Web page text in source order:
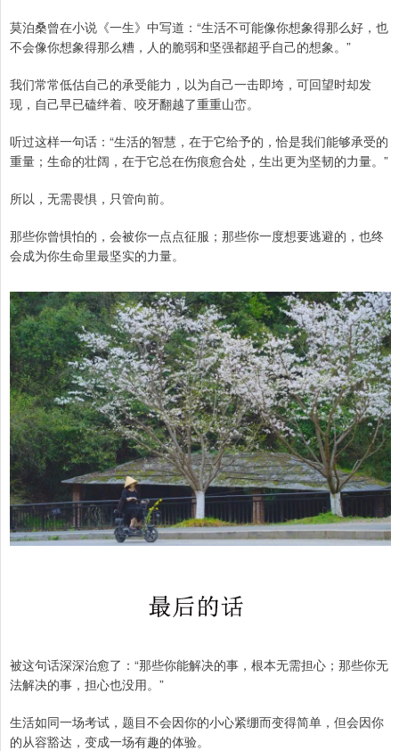
莫泊桑曾在小说《一生》中写道：“生活不可能像你想象得那么好，也
不会像你想象得那么糟，人的脆弱和坚强都超乎自己的想象。”
我们常常低估自己的承受能力，以为自己一击即垮，可回望时却发
现，自己早已磕绊着、咬牙翻越了重重山峦。
听过这样一句话：“生活的智慧，在于它给予的，恰是我们能够承受的
重量；生命的壮阔，在于它总在伤痕愈合处，生出更为坚韧的力量。”
所以，无需畏惧，只管向前。
那些你曾惧怕的，会被你一点点征服；那些你一度想要逃避的，也终
会成为你生命里最坚实的力量。
被这句话深深治愈了：“那些你能解决的事，根本无需担心；那些你无
法解决的事，担心也没用。”
生活如同一场考试，题目不会因你的小心紧绷而变得简单，但会因你
的从容豁达，变成一场有趣的体验。